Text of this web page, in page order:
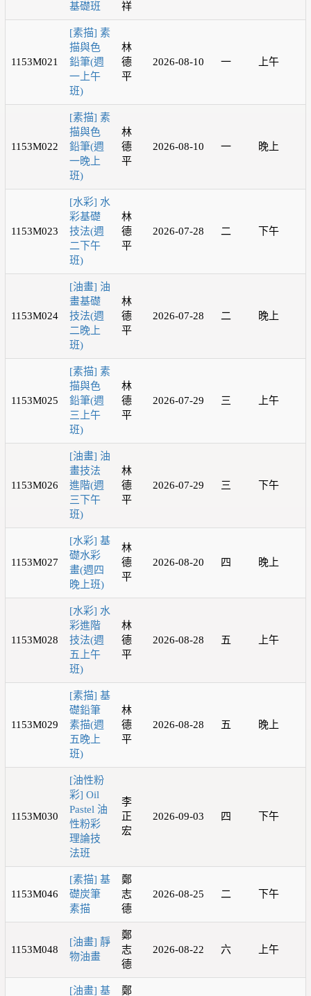
基礎班
祥
1153M021
[素描] 素
描與色
鉛筆(週
一上午
班)
林
德
平
2026-08-10 一 上午
1153M022
[素描] 素
描與色
鉛筆(週
一晚上
班)
林
德
平
2026-08-10 一 晚上
1153M023
[水彩] 水
彩基礎
技法(週
二下午
班)
林
德
平
2026-07-28 二 下午
1153M024
[油畫] 油
畫基礎
技法(週
二晚上
班)
林
德
平
2026-07-28 二 晚上
1153M025
[素描] 素
描與色
鉛筆(週
三上午
班)
林
德
平
2026-07-29 三 上午
1153M026
[油畫] 油
畫技法
進階(週
三下午
班)
林
德
平
2026-07-29 三 下午
1153M027
[水彩] 基
礎水彩
畫(週四
晚上班)
林
德
平
2026-08-20 四 晚上
1153M028
[水彩] 水
彩進階
技法(週
五上午
班)
林
德
平
2026-08-28 五 上午
1153M029
[素描] 基
礎鉛筆
素描(週
五晚上
班)
林
德
平
2026-08-28 五 晚上
1153M030
[油性粉
彩] Oil
Pastel 油
性粉彩
理論技
法班
李
正
宏
2026-09-03 四 下午
1153M046
[素描] 基
礎炭筆
素描
鄭
志
德
2026-08-25 二 下午
1153M048
[油畫] 靜
物油畫
鄭
志
德
2026-08-22 六 上午
[油畫] 基 鄭